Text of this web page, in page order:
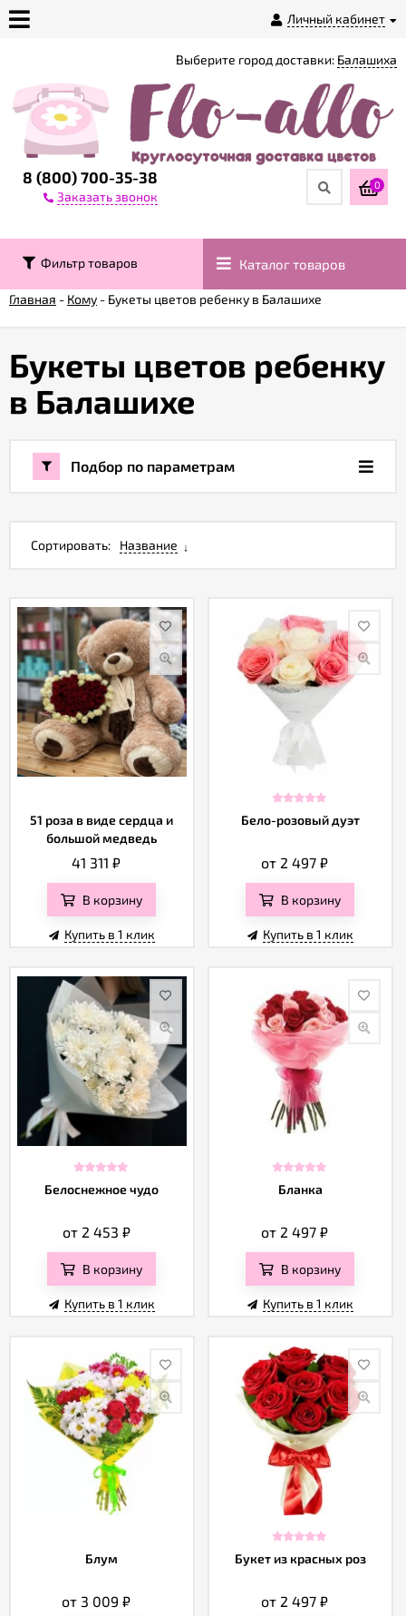
Личный кабинет
магазине
Доставка
Контакты
Гарантии
Акции
заказ
ответ
Публичная
оферта
Политика
конфиденциальности
Отзывы
8 (800) 700-35-38
Заказать звонок
Выберите город доставки: Балашиха
0
Фильтр товаров Каталог товаров
Главная - Кому - Букеты цветов ребенку в Балашихе
Букеты цветов ребенку
в Балашихе
Подбор по параметрам
Сортировать: Название
51 роза в виде сердца и
большой медведь
41 311₽
В корзину
Купить в 1 клик
Бело-розовый дуэт
от 2 497₽
В корзину
Купить в 1 клик
Белоснежное чудо
от 2 453 ₽
В корзину
Купить в 1 клик
Бланка
от 2 497₽
В корзину
Купить в 1 клик
Блум
от 3 009₽
Букет из красных роз
от 2 497₽